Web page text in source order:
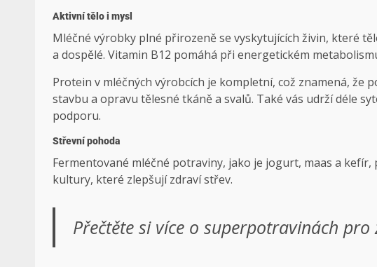
Aktivní tělo i mysl
Mléčné výrobky plné přirozeně se vyskytujících živin, které
a dospělé. Vitamin B12 pomáhá při energetickém
Protein v mléčných výrobcích je kompletní, což znamená, že
stavbu a opravu tělesné tkáně a svalů. Také vás udrží déle
podporu.
Střevní pohoda
Fermentované mléčné potraviny, jako je jogurt, maas a
kultury, které zlepšují zdraví střev.
Přečtěte si více o superpotravinách